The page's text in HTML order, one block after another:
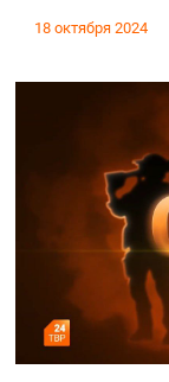
18 октября 2024